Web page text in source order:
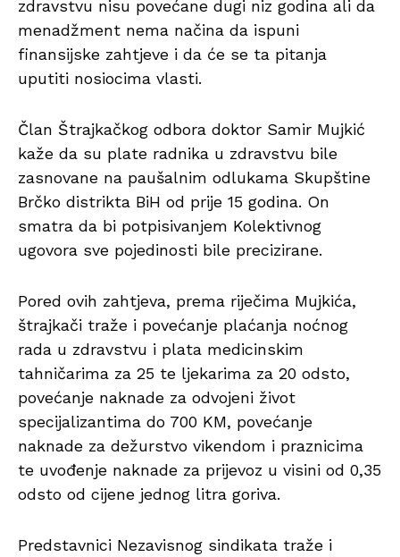
zdravstvu nisu povećane dugi niz godina ali da
menadžment nema načina da ispuni
finansijske zahtjeve i da će se ta pitanja
uputiti nosiocima vlasti.
Član Štrajkačkog odbora doktor Samir Mujkić
kaže da su plate radnika u zdravstvu bile
zasnovane na paušalnim odlukama Skupštine
Brčko distrikta BiH od prije 15 godina. On
smatra da bi potpisivanjem Kolektivnog
ugovora sve pojedinosti bile precizirane.
Pored ovih zahtjeva, prema riječima Mujkića,
štrajkači traže i povećanje plaćanja noćnog
rada u zdravstvu i plata medicinskim
tahničarima za 25 te ljekarima za 20 odsto,
povećanje naknade za odvojeni život
specijalizantima do 700 KM, povećanje
naknade za dežurstvo vikendom i praznicima
te uvođenje naknade za prijevoz u visini od 0,35
odsto od cijene jednog litra goriva.
Predstavnici Nezavisnog sindikata traže i